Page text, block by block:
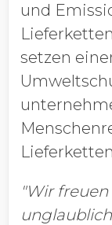
und
setzen
"Wir